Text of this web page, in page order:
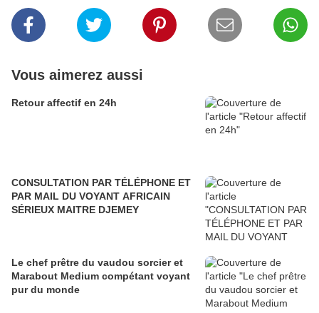
Vous aimerez aussi
Retour affectif en 24h
CONSULTATION PAR TÉLÉPHONE ET
PAR MAIL DU VOYANT AFRICAIN
SÉRIEUX MAITRE DJEMEY
Le chef prêtre du vaudou sorcier et
Marabout Medium compétant voyant
pur du monde